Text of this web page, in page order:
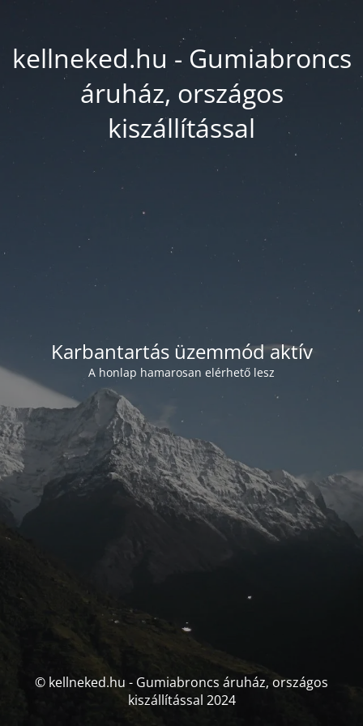
kellneked.hu - Gumiabroncs
áruház, országos
kiszállítással
Karbantartás üzemmód aktív
A honlap hamarosan elérhető lesz
© kellneked.hu - Gumiabroncs áruház, országos
kiszállítással 2024